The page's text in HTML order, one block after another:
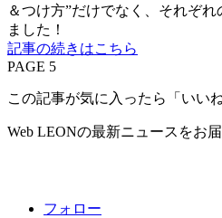
＆つけ方”だけでなく、それぞ
ました！
記事の続きはこちら
PAGE 5
この記事が気に入ったら「いい
Web LEONの最新ニュースをお届
フォロー